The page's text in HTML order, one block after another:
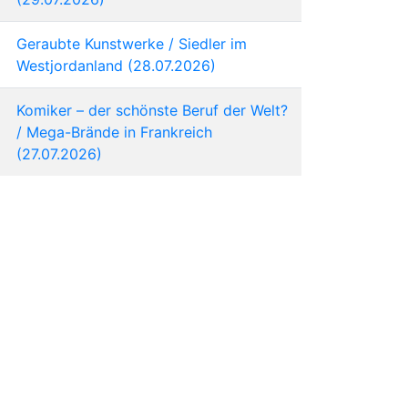
Geraubte Kunstwerke / Siedler im
Westjordanland (28.07.2026)
Komiker – der schönste Beruf der Welt?
/ Mega-Brände in Frankreich
(27.07.2026)